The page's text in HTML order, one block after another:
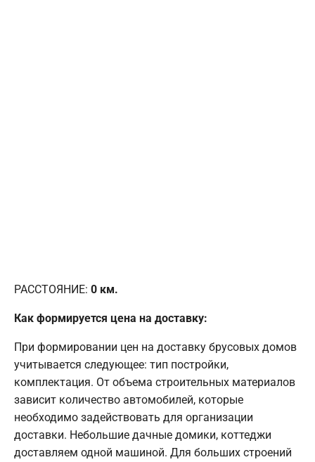
РАССТОЯНИЕ: 0 км.
Как формируется цена на доставку:
При формировании цен на доставку брусовых домов
учитывается следующее: тип постройки,
комплектация. От объема строительных материалов
зависит количество автомобилей, которые
необходимо задействовать для организации
доставки. Небольшие дачные домики, коттеджи
доставляем одной машиной. Для больших строений